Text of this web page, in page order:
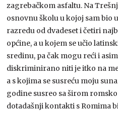
zagrebačkom asfaltu. Na
osnovnu školu u kojoj sam bio
razredu od dvadeset i četiri
općine, a u kojem se učio
sredinu, pa čak mogu reći i
diskriminirano niti je itko na
a s kojima se susreću moju
godine susreo sa širom
dotadašnji kontakti s Romima